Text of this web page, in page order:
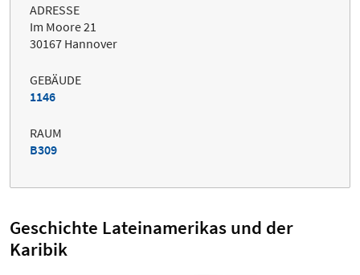
ADRESSE
Im Moore 21
30167 Hannover
GEBÄUDE
1146
RAUM
B309
Geschichte Lateinamerikas und der
Karibik